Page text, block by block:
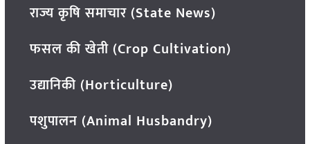
राज्य कृषि समाचार (State News)
फसल की खेती (Crop Cultivation)
उद्यानिकी (Horticulture)
पशुपालन (Animal Husbandry)